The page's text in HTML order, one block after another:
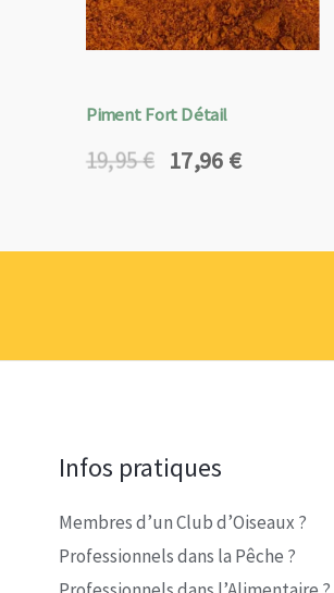
Piment Fort Détail
19,95€
Le
était :
17,96 €
Le
est :
Infos pratiques
Membres d’un Club d’Oiseaux ?
Professionnels dans la Pêche ?